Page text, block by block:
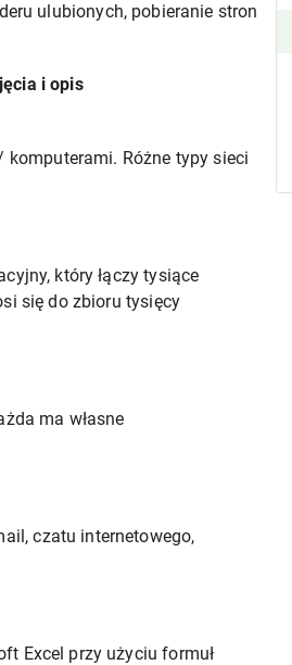
ulubionych, pobieranie stron
i opis
Różne typy sieci
który łączy tysiące
się do zbioru tysięcy
ma własne
czatu internetowego,
Excel przy użyciu formuł